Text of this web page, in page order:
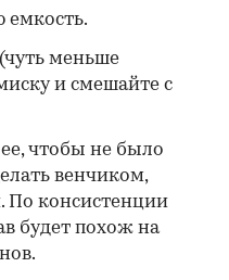
емкость.
меньше
и смешайте с
чтобы не было
венчиком,
По консистенции
будет похож на